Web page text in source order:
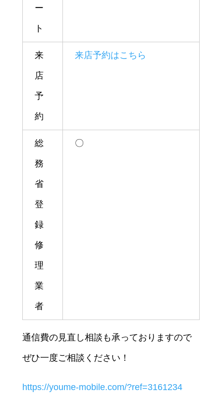
ー
ト
来
店
予
約
来店予約はこちら
総
務
省
登
録
修
理
業
者
〇
通信費の見直し相談も承っておりますので
ぜひ一度ご相談ください！
https://youme-mobile.com/?ref=3161234